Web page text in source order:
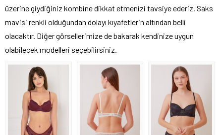
üzerine giydiğiniz kombine dikkat etmenizi tavsiye ederiz. Saks
mavisi renkli olduğundan dolayı kıyafetlerin altından belli
olacaktır. Diğer görsellerimize de bakarak kendinize uygun
olabilecek modelleri seçebilirsiniz.